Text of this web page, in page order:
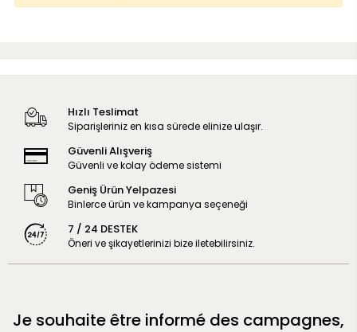
Hızlı Teslimat
Siparişleriniz en kısa sürede elinize ulaşır.
Güvenli Alışveriş
Güvenli ve kolay ödeme sistemi
Geniş Ürün Yelpazesi
Binlerce ürün ve kampanya seçeneği
7 / 24 DESTEK
Öneri ve şikayetlerinizi bize iletebilirsiniz.
Je souhaite être informé des campagnes,